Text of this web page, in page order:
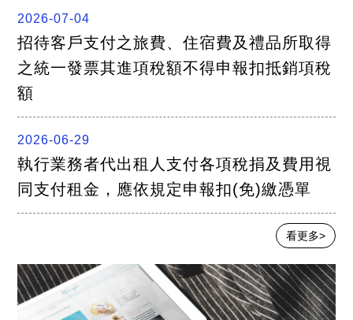
2026-07-04
招待客戶支付之旅費、住宿費及禮品所取得
之統一發票其進項稅額不得申報扣抵銷項稅
額
2026-06-29
執行業務者代出租人支付各項稅捐及費用視
同支付租金，應依規定申報扣(免)繳憑單
看更多>